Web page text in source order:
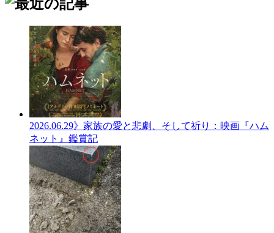
2026.06.29》家族の愛と悲劇、そして祈り：映画『ハム
ネット』鑑賞記